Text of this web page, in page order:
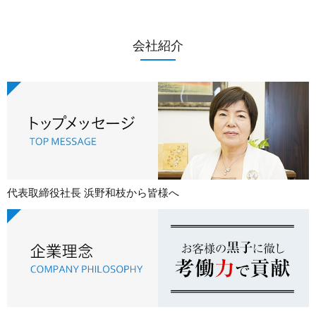
会社紹介
代表取締役社長 浜野和枝から皆様へ